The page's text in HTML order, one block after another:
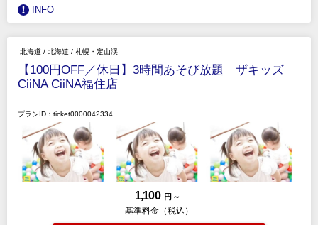
INFO
北海道 / 北海道 / 札幌・定山渓
【100円OFF／休日】3時間あそび放題 ザキッズ
CiiNA CiiNA福住店
プランID：ticket0000042334
1,100 円 ～
基準料金（税込）